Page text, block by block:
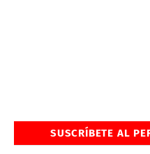
SUSCRÍBETE AL